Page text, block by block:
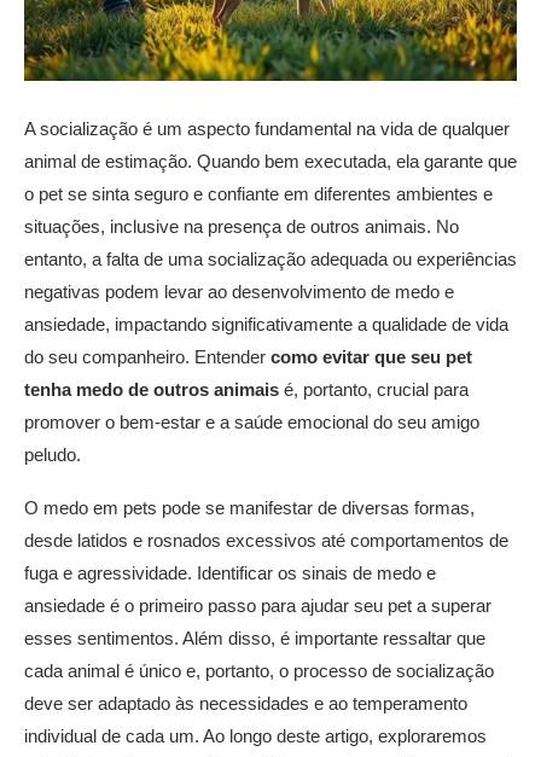
A socialização é um aspecto fundamental na vida de qualquer
animal de estimação. Quando bem executada, ela garante que
o pet se sinta seguro e confiante em diferentes ambientes e
situações, inclusive na presença de outros animais. No
entanto, a falta de uma socialização adequada ou experiências
negativas podem levar ao desenvolvimento de medo e
ansiedade, impactando significativamente a qualidade de vida
do seu companheiro. Entender como evitar que seu pet
tenha medo de outros animais é, portanto, crucial para
promover o bem-estar e a saúde emocional do seu amigo
peludo.
O medo em pets pode se manifestar de diversas formas,
desde latidos e rosnados excessivos até comportamentos de
fuga e agressividade. Identificar os sinais de medo e
ansiedade é o primeiro passo para ajudar seu pet a superar
esses sentimentos. Além disso, é importante ressaltar que
cada animal é único e, portanto, o processo de socialização
deve ser adaptado às necessidades e ao temperamento
individual de cada um. Ao longo deste artigo, exploraremos